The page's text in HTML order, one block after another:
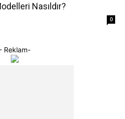
Nasıldır?
0
- Reklam-